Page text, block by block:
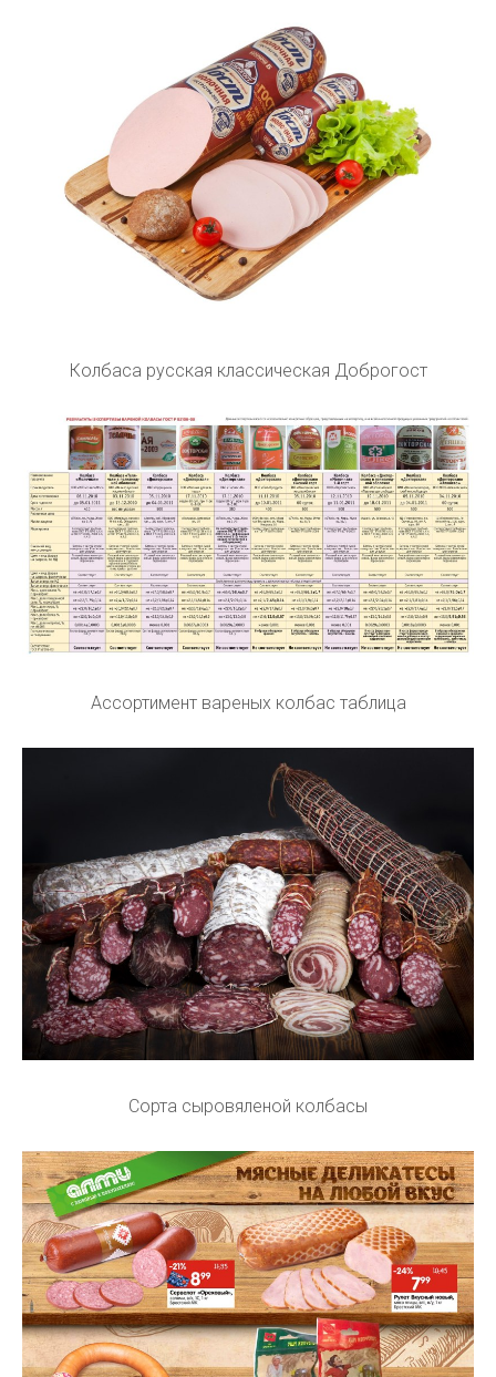
Колбаса русская классическая Доброгост
Ассортимент вареных колбас таблица
Сорта сыровяленой колбасы